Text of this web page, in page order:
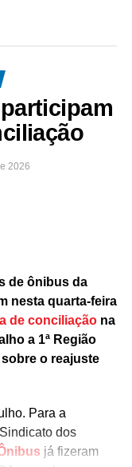
2026
de ônibus da
nesta quarta-feira
de conciliaçãona
a 1ª Região
o reajuste
Para a
dos
já fizeram